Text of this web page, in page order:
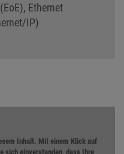
Ethernet
IP)
Inhalt. Mit einem Klick auf
sich einverstanden, dass Ihre